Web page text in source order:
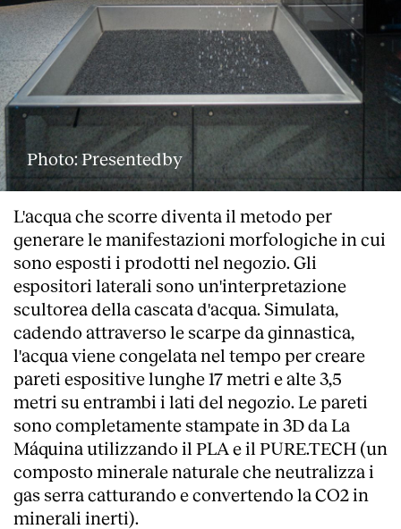
Photo: Presentedby
L'acqua che scorre diventa il metodo per
generare le manifestazioni morfologiche in cui
sono esposti i prodotti nel negozio. Gli
espositori laterali sono un'interpretazione
scultorea della cascata d'acqua. Simulata,
cadendo attraverso le scarpe da ginnastica,
l'acqua viene congelata nel tempo per creare
pareti espositive lunghe 17 metri e alte 3,5
metri su entrambi i lati del negozio. Le pareti
sono completamente stampate in 3D da La
Máquina utilizzando il PLA e il PURE.TECH (un
composto minerale naturale che neutralizza i
gas serra catturando e convertendo la CO2 in
minerali inerti).